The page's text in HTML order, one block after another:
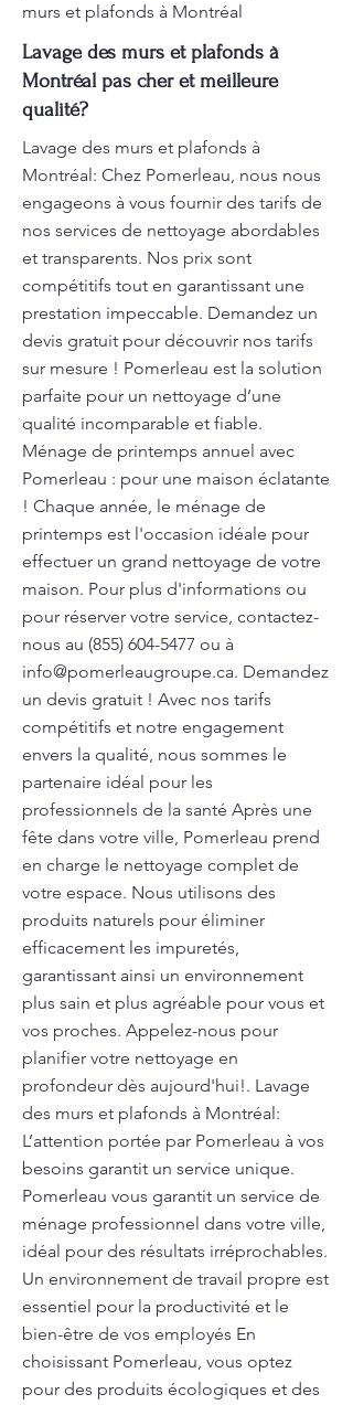
murs et plafonds à Montréal
Lavage des murs et plafonds à
Montréal pas cher et meilleure
qualité?
Lavage des murs et plafonds à
Montréal: Chez Pomerleau, nous nous
engageons à vous fournir des tarifs de
nos services de nettoyage abordables
et transparents. Nos prix sont
compétitifs tout en garantissant une
prestation impeccable. Demandez un
devis gratuit pour découvrir nos tarifs
sur mesure ! Pomerleau est la solution
parfaite pour un nettoyage d’une
qualité incomparable et fiable.
Ménage de printemps annuel avec
Pomerleau : pour une maison éclatante
! Chaque année, le ménage de
printemps est l'occasion idéale pour
effectuer un grand nettoyage de votre
maison. Pour plus d'informations ou
pour réserver votre service, contactez-
nous au (855) 604-5477 ou à
info@pomerleaugroupe.ca. Demandez
un devis gratuit ! Avec nos tarifs
compétitifs et notre engagement
envers la qualité, nous sommes le
partenaire idéal pour les
professionnels de la santé Après une
fête dans votre ville, Pomerleau prend
en charge le nettoyage complet de
votre espace. Nous utilisons des
produits naturels pour éliminer
efficacement les impuretés,
garantissant ainsi un environnement
plus sain et plus agréable pour vous et
vos proches. Appelez-nous pour
planifier votre nettoyage en
profondeur dès aujourd'hui!. Lavage
des murs et plafonds à Montréal:
L’attention portée par Pomerleau à vos
besoins garantit un service unique.
Pomerleau vous garantit un service de
ménage professionnel dans votre ville,
idéal pour des résultats irréprochables.
Un environnement de travail propre est
essentiel pour la productivité et le
bien-être de vos employés En
choisissant Pomerleau, vous optez
pour des produits écologiques et des